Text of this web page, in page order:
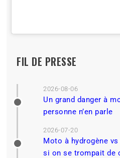
FIL DE PRESSE
2026-08-06
Un grand danger à
personne n’en parle
2026-07-20
Moto à hydrogène
si on se trompait de